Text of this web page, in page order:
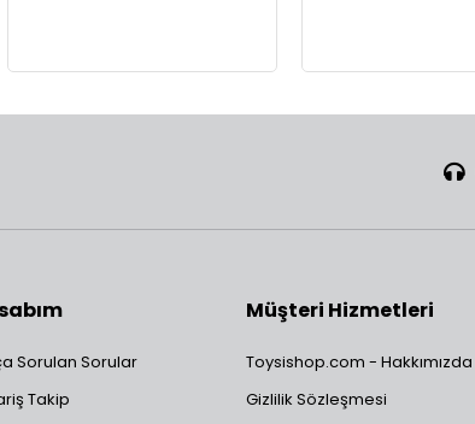
Sorulan Sorular
Takip
Müşteri Hizmetleri
Toysishop.com - Hakkımızda
Gizlilik Sözleşmesi